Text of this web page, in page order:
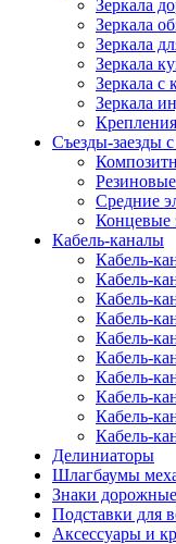
Зеркала
Зеркала
Зеркала
Зеркала
Зеркала с
Зеркала
Съезды-заезды
Средние
Концевые
Кабель-каналы
Кабель-
Кабель-
Кабель-
Кабель-
Кабель-
Кабель-
Кабель-
Кабель-
Кабель-
Кабель-
Делиниаторы
Шлагбаумы
Знаки дорожные
Подставки для
Аксессуары и